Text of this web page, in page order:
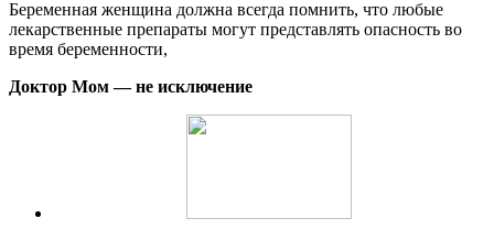
Беременная женщина должна всегда помнить, что любые
лекарственные препараты могут представлять опасность во
время беременности,
Доктор Мом — не исключение